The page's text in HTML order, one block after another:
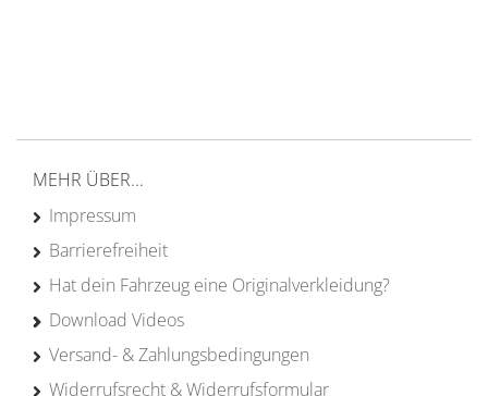
MEHR ÜBER...
Impressum
Barrierefreiheit
Hat dein Fahrzeug eine Originalverkleidung?
Download Videos
Versand- & Zahlungsbedingungen
Widerrufsrecht & Widerrufsformular